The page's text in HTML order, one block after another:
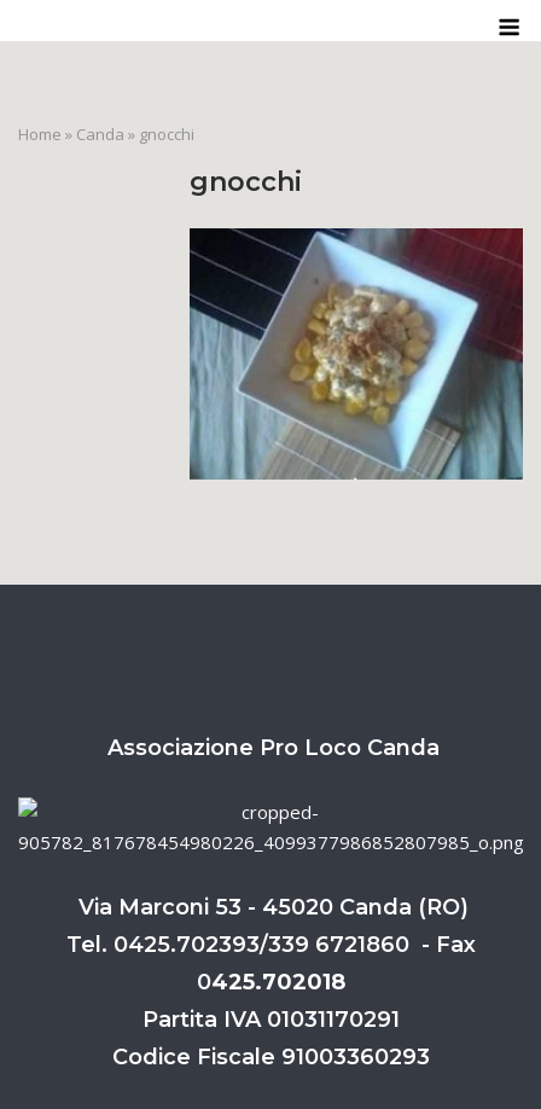
to
Home » Canda » gnocchi
gnocchi
Associazione Pro Loco Canda
Via Marconi 53 - 45020 Canda (RO)
Tel. 0425.702393/339 6721860 - Fax
0425.702018
Partita IVA 01031170291
Codice Fiscale 91003360293